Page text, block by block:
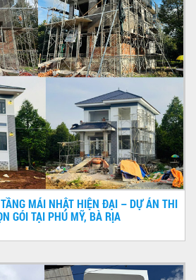
MÁI NHẬT HIỆN ĐẠI – DỰ ÁN THI
GÓI TẠI PHÚ MỸ, BÀ RỊA